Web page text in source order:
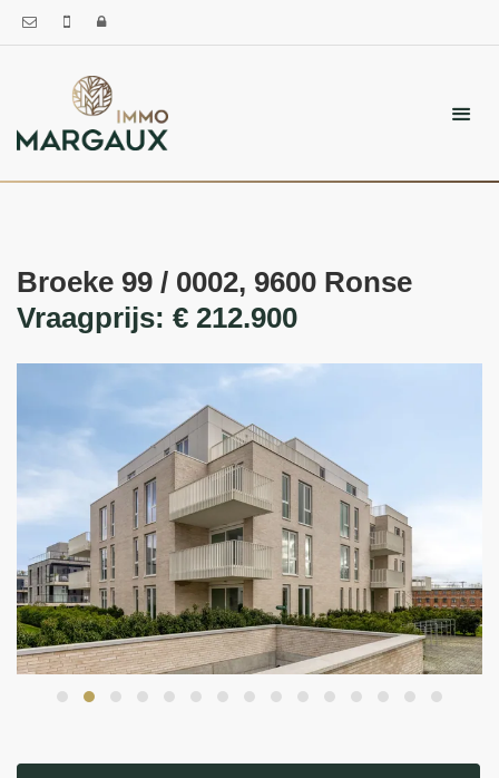
Broeke 99 / 0002, 9600 Ronse
Vraagprijs: € 212.900